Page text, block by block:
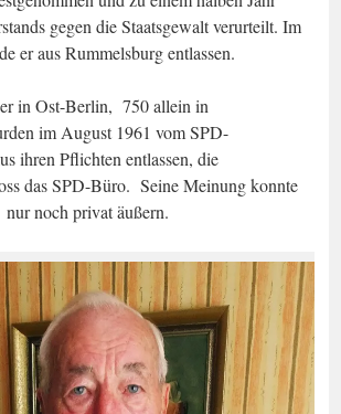
gegen die Staatsgewalt verurteilt. Im
er aus Rummelsburg entlassen.
in Ost-Berlin, 750 allein in
im August 1961 vom SPD-
ihren Pflichten entlassen, die
das SPD-Büro. Seine Meinung konnte
noch privat äußern.